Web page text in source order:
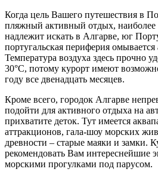
Когда цель Вашего путешествия в
пляжный активный отдых,
надлежит искать в Алгарве, юг
португальская периферия
Температура воздуха здесь прочно
30°С, потому курорт имеют
году все двенадцать месяцев.
Кроме всего, городок Алгарве
подойти для активного отдыха на
прихватите деток. Тут имеется
аттракционов, гала-шоу морских
древности – старые маяки и замки.
рекомендовать Вам интереснейшие
морскими прогулками под парусом.